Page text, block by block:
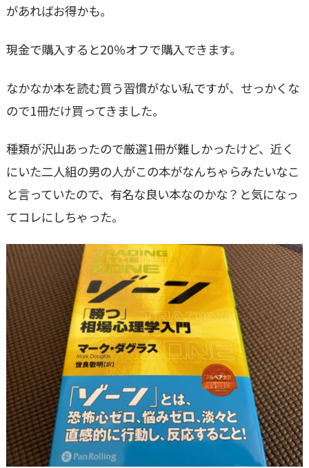
があればお得かも。
現金で購入すると20％オフで購入できます。
なかなか本を読む買う習慣がない私ですが、せっかくな
ので1冊だけ買ってきました。
種類が沢山あったので厳選1冊が難しかったけど、近く
にいた二人組の男の人がこの本がなんちゃらみたいなこ
と言っていたので、有名な良い本なのかな？と気になっ
てコレにしちゃった。